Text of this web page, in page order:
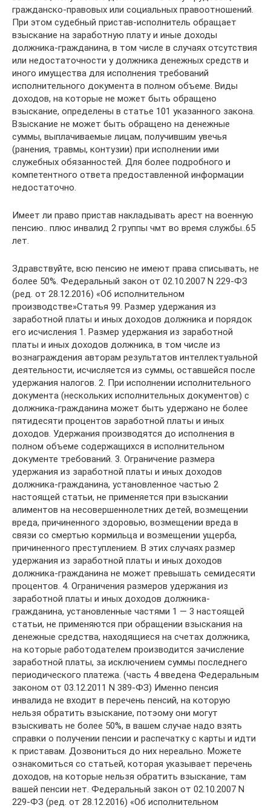
гражданско-правовых или социальных правоотношений.
При этом судебный пристав-исполнитель обращает
взыскание на заработную плату и иные доходы
должника-гражданина, в том числе в случаях отсутствия
или недостаточности у должника денежных средств и
иного имущества для исполнения требований
исполнительного документа в полном объеме. Виды
доходов, на которые не может быть обращено
взыскание, определены в статье 101 указанного закона.
Взыскание не может быть обращено на денежные
суммы, выплачиваемые лицам, получившим увечья
(ранения, травмы, контузии) при исполнении ими
служебных обязанностей. Для более подробного и
компетентного ответа предоставленной информации
недостаточно.
Имеет ли право пристав накладывать арест на военную
пенсию.. плюс инвалид 2 группы чмт во время службы..65
лет.
Здравствуйте, всю пенсию не имеют права списывать, не
более 50%. Федеральный закон от 02.10.2007 N 229-ФЗ
(ред. от 28.12.2016) «Об исполнительном
производстве»Статья 99. Размер удержания из
заработной платы и иных доходов должника и порядок
его исчисления 1. Размер удержания из заработной
платы и иных доходов должника, в том числе из
вознаграждения авторам результатов интеллектуальной
деятельности, исчисляется из суммы, оставшейся после
удержания налогов. 2. При исполнении исполнительного
документа (нескольких исполнительных документов) с
должника-гражданина может быть удержано не более
пятидесяти процентов заработной платы и иных
доходов. Удержания производятся до исполнения в
полном объеме содержащихся в исполнительном
документе требований. 3. Ограничение размера
удержания из заработной платы и иных доходов
должника-гражданина, установленное частью 2
настоящей статьи, не применяется при взыскании
алиментов на несовершеннолетних детей, возмещении
вреда, причиненного здоровью, возмещении вреда в
связи со смертью кормильца и возмещении ущерба,
причиненного преступлением. В этих случаях размер
удержания из заработной платы и иных доходов
должника-гражданина не может превышать семидесяти
процентов. 4. Ограничения размеров удержания из
заработной платы и иных доходов должника-
гражданина, установленные частями 1 — 3 настоящей
статьи, не применяются при обращении взыскания на
денежные средства, находящиеся на счетах должника,
на которые работодателем производится зачисление
заработной платы, за исключением суммы последнего
периодического платежа. (часть 4 введена Федеральным
законом от 03.12.2011 N 389-ФЗ) Именно пенсия
инвалида не входит в перечень пенсий, на которую
нельзя обратить взыскание, потэому они могут
взыскивать не более 50%, в вашем случае надо взять
справки о получении пенсии и распечатку с карты и идти
к приставам. Дозвониться до них нереально. Можете
ознакомиться со статьей, которая указывает перечень
доходов, на которые нельзя обратить взыскание, там
вашей пенсии нет. Федеральный закон от 02.10.2007 N
229-ФЗ (ред. от 28.12.2016) «Об исполнительном